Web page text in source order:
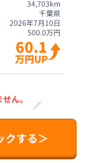
34,703km
千葉県
2026年7月10日
500.0万円
60.1
万円UP
ん。
／
クする＞